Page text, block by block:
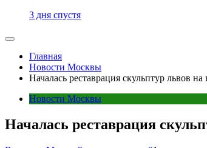
3 дня спустя
Главная
Новости Москвы
Началась реставрация скульптур львов
Новости Москвы
Началась реставрация